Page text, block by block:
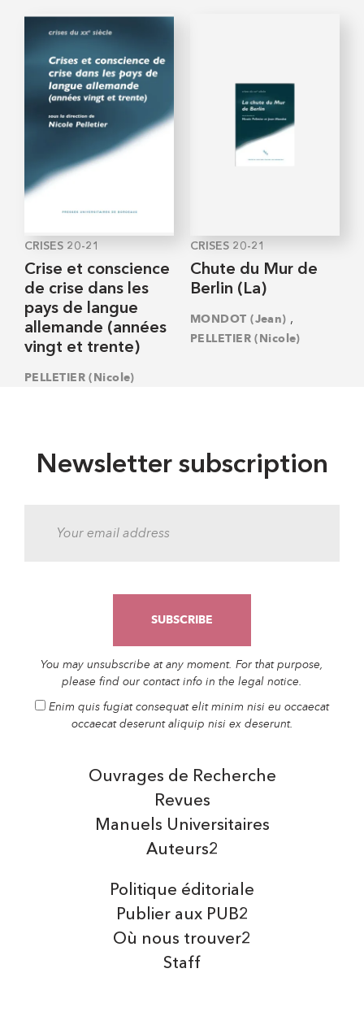
CRISES 20-21
Crise et conscience
de crise dans les
pays de langue
allemande (années
vingt et trente)
PELLETIER (Nicole)
CRISES 20-21
Chute du Mur de
Berlin (La)
MONDOT (Jean) ,
PELLETIER (Nicole)
Newsletter subscription
You may unsubscribe at any moment. For that purpose,
please find our contact info in the legal notice.
Enim quis fugiat consequat elit minim nisi eu occaecat
occaecat deserunt aliquip nisi ex deserunt.
Auteurs2
Manuels Universitaires
Ouvrages de Recherche
Revues
Politique éditoriale
Publier aux PUB2
Où nous trouver2
Staff